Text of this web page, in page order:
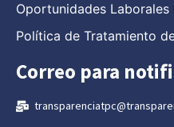
Oportunidades Laborales
Política de Tratamiento
Correo para